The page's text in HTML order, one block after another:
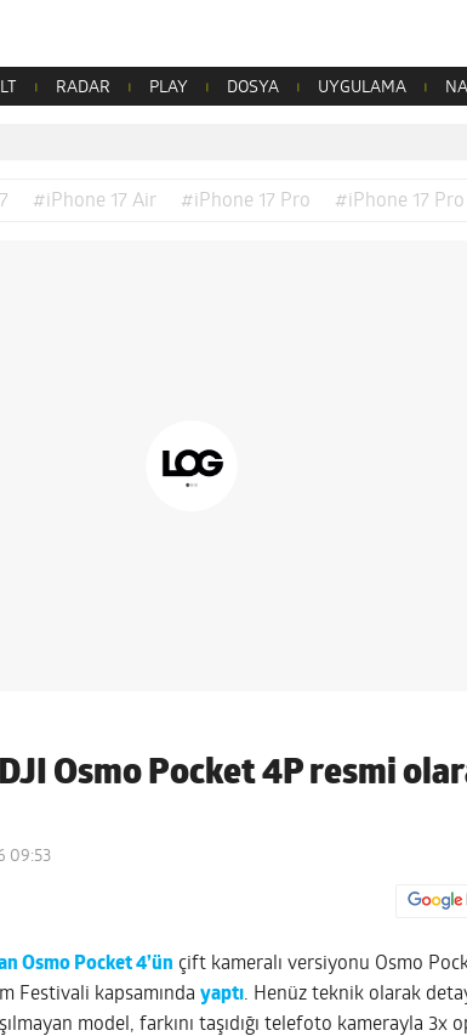
RADAR PLAY DOSYA UYGULAMA
#iPhone 17 Air #iPhone 17 Pro #iPhone 17
Osmo Pocket 4P resmi
09:53
Osmo Pocket 4’ün çift kameralı versiyonu Osmo
Festivali kapsamında yaptı. Henüz teknik olarak
model, farkını taşıdığı telefoto kamerayla 3x